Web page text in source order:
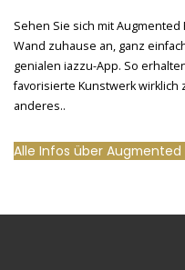
Sehen Sie sich mit
Wand zuhause an, ganz
genialen iazzu-App. So
favorisierte Kunstwerk wirklich
anderes..
Alle Infos über